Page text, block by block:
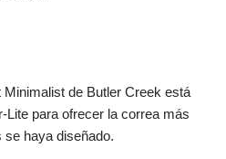
de Butler Creek está
Lite para ofrecer la correa más
se haya diseñado.